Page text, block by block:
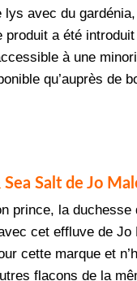
lys avec du gardénia,
produit a été
à une
qu’auprès de
Salt de Jo
prince, la duchesse
cet effluve de Jo
cette marque et
flacons de la